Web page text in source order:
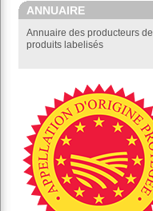
ANNUAIRE
Annuaire des producteurs de
produits labelisés